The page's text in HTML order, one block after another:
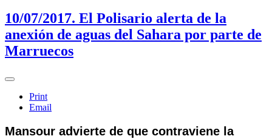
10/07/2017. El Polisario alerta de la
anexión de aguas del Sahara por parte de
Marruecos
Print
Email
Mansour advierte de que contraviene la